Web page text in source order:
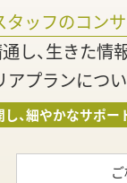
タッフのコン
し、生きた情
アプランにつ
、細やかなサポー